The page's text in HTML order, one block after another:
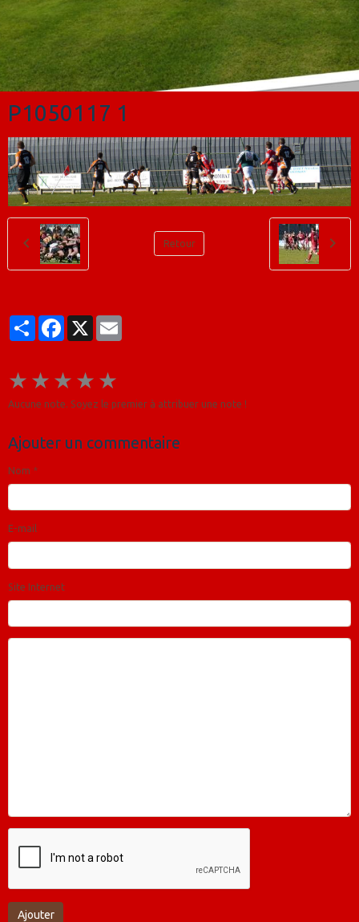
P1050117 1
Retour
PartagerFacebook
X
★ ★ ★ ★ ★
Aucune note. Soyez le premier à attribuer une note !
Ajouter un commentaire
Nom
E-mail
Site Internet
Ajouter